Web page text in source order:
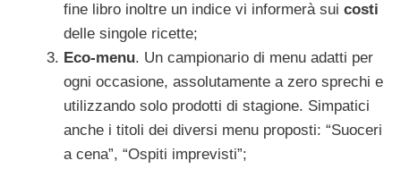
fine libro inoltre un indice vi informerà sui costi
delle singole ricette;
Eco-menu. Un campionario di menu adatti per
ogni occasione, assolutamente a zero sprechi e
utilizzando solo prodotti di stagione. Simpatici
anche i titoli dei diversi menu proposti: “Suoceri
a cena”, “Ospiti imprevisti”;